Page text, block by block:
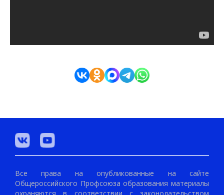
Все права на опубликованные на сайте
Общероссийского Профсоюза образования материалы